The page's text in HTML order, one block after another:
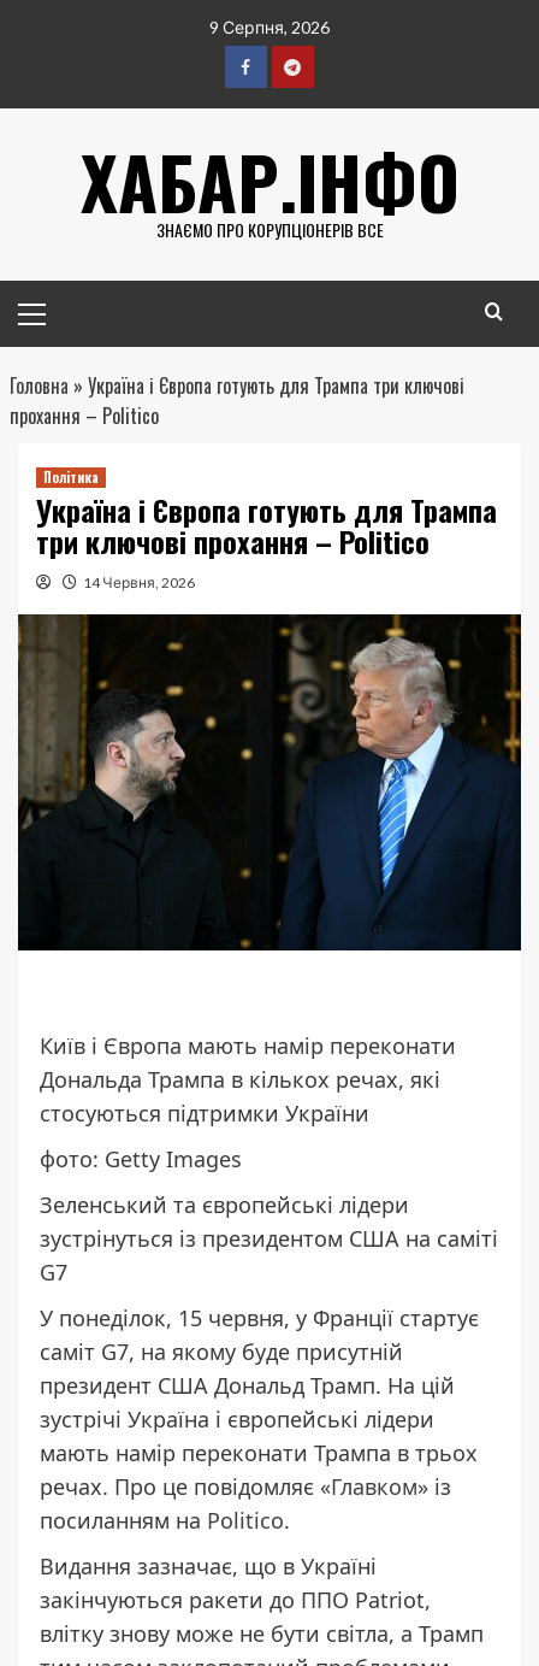
9 Серпня, 2026
FacebookTelegram
ХАБАР.ІНФО
ЗНАЄМО ПРО КОРУПЦІОНЕРІВ ВСЕ
меню
Головна » Україна і Європа готують для Трампа три ключові
прохання – Politico
Політика
Україна і Європа готують для Трампа
три ключові прохання – Politico
14 Червня, 2026
Київ і Європа мають намір переконати
Дональда Трампа в кількох речах, які
стосуються підтримки України
фото: Getty Images
Зеленський та європейські лідери
зустрінуться із президентом США на саміті
G7
У понеділок, 15 червня, у Франції стартує
саміт G7, на якому буде присутній
президент США Дональд Трамп. На цій
зустрічі Україна і європейські лідери
мають намір переконати Трампа в трьох
речах. Про це повідомляє «Главком» із
посиланням на Politico.
Видання зазначає, що в Україні
закінчуються ракети до ППО Patriot,
влітку знову може не бути світла, а Трамп